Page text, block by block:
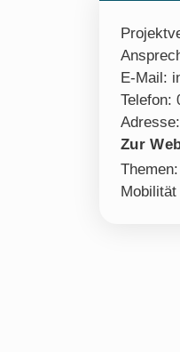
E-Mail:
Telefon:
Zur
Themen:
Mobilität